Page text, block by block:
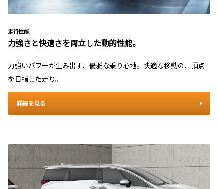
走行性能
力強さと快適さを両立した動的性能。
力強いパワーが生み出す、優雅な乗り心地。快適な移動の、頂点
を目指した走り。
詳細を見る